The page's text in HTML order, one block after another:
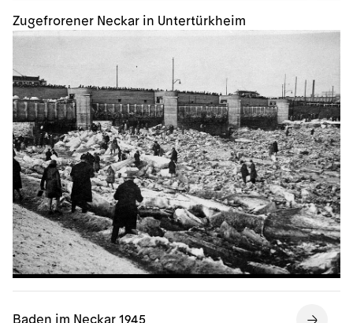
Zugefrorener Neckar in Untertürkheim
Baden im Neckar 1945